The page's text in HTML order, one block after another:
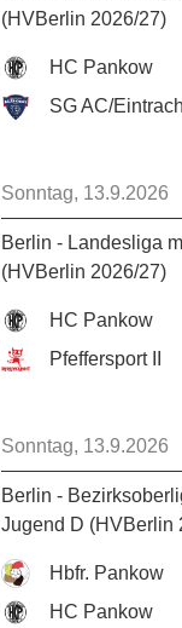
(HVBerlin 2026/27)
HC Pankow
Sonntag, 13.9.2026
Berlin - Landesliga
(HVBerlin 2026/27)
HC Pankow
Pfeffersport II
Sonntag, 13.9.2026
Berlin -
Jugend D (HVBerlin
Hbfr. Pankow
HC Pankow